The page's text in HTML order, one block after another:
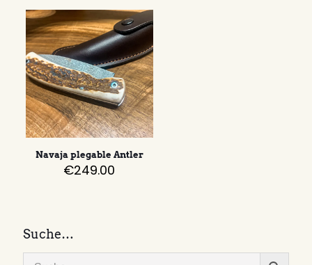
Navaja plegable Antler
€249.00
Suche…